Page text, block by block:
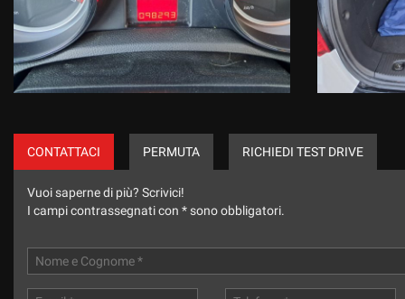
CONTATTACI PERMUTA RICHIEDI TEST DRIVE
Vuoi saperne di più? Scrivici!
I campi contrassegnati con * sono obbligatori.